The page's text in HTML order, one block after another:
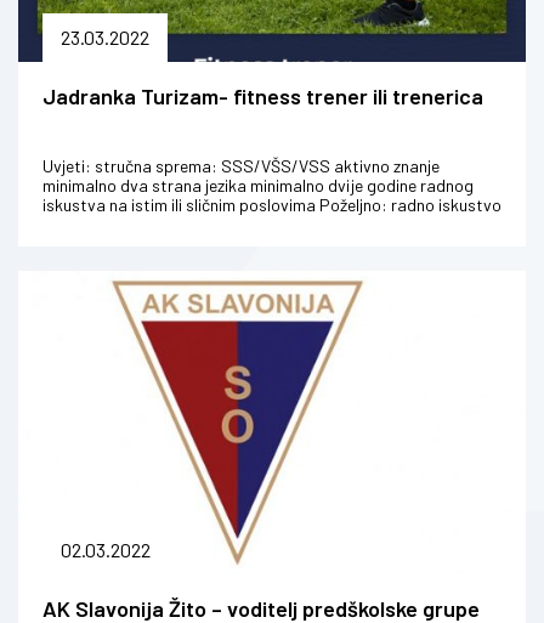
23.03.2022
Jadranka Turizam- fitness trener ili trenerica
Uvjeti: stručna sprema: SSS/VŠS/VSS aktivno znanje
minimalno dva strana jezika minimalno dvije godine radnog
iskustva na istim ili sličnim poslovima Poželjno: radno iskustvo
02.03.2022
AK Slavonija Žito – voditelj predškolske grupe